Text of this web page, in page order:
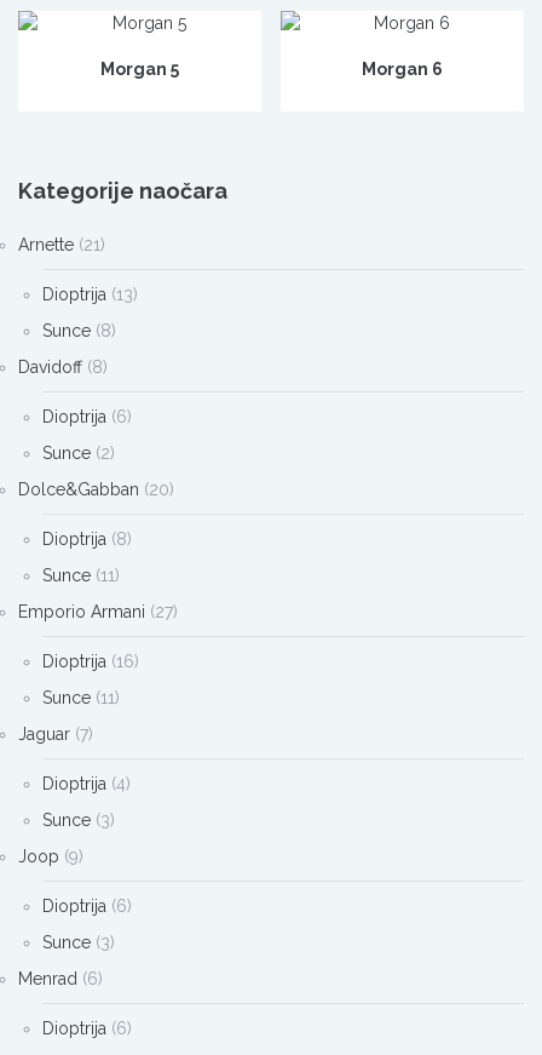
Morgan 5 Morgan 6
Kategorije naočara
Arnette (21)
Dioptrija (13)
Sunce (8)
Davidoff (8)
Dioptrija (6)
Sunce (2)
Dolce&Gabban (20)
Dioptrija (8)
Sunce (11)
Emporio Armani (27)
Dioptrija (16)
Sunce (11)
Jaguar (7)
Dioptrija (4)
Sunce (3)
Joop (9)
Dioptrija (6)
Sunce (3)
Menrad (6)
Dioptrija (6)